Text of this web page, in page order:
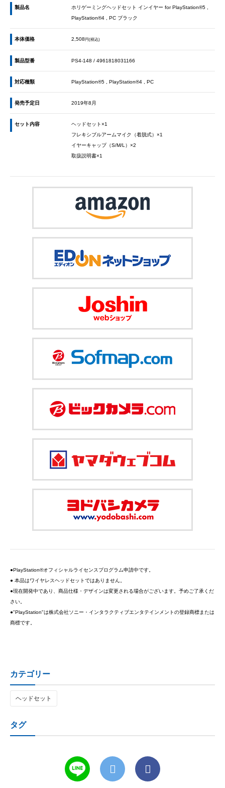
製品名
ホリゲーミングヘッドセット インイヤー for PlayStation®5 ,
PlayStation®4 , PC ブラック
本体価格 2,508円(税込)
製品型番 PS4-148 / 4961818031166
対応種類 PlayStation®5 , PlayStation®4 , PC
発売予定日 2019年8月
セット内容
ヘッドセット×1
フレキシブルアームマイク（着脱式）×1
イヤーキャップ（S/M/L）×2
取扱説明書×1
●PlayStation®オフィシャルライセンスプログラム申請中です。
● 本品はワイヤレスヘッドセットではありません。
●現在開発中であり、商品仕様・デザインは変更される場合がございます。予めご了承くだ
さい。
●"PlayStation"は株式会社ソニー・インタラクティブエンタテインメントの登録商標または
商標です。
カテゴリー
ヘッドセット
タグ